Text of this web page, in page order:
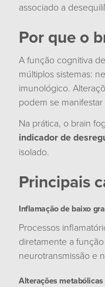
associado a
Por que o
A função cognitiva
múltiplos sistemas:
imunológico.
podem se
Na prática, o brain
indicador de
isolado.
Principais
Inflamação de baixo
Processos
diretamente a
neurotransmissão e
Alterações metabólicas